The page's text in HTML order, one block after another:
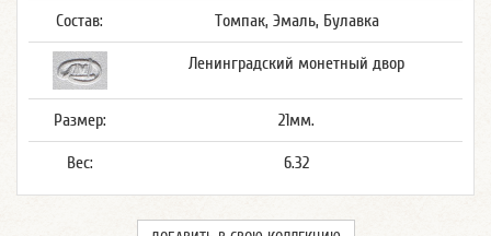
Состав: Томпак, Эмаль, Булавка
Ленинградский монетный двор
Размер: 21мм.
Вес: 6.32